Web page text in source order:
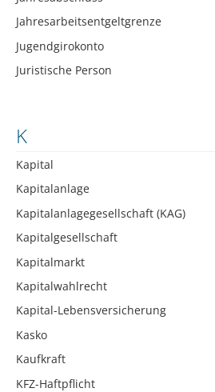
Jahresarbeitsentgeltgrenze
Jugendgirokonto
Juristische Person
K
Kapital
Kapitalanlage
Kapitalanlagegesellschaft (KAG)
Kapitalgesellschaft
Kapitalmarkt
Kapitalwahlrecht
Kapital-Lebensversicherung
Kasko
Kaufkraft
KFZ-Haftpflicht